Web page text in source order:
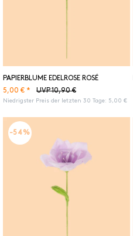
PAPIERBLUME EDELROSE ROSÉ
UVP 10,90 €
5,00 € *
Niedrigster Preis der letzten 30 Tage: 5,00 €
-54%